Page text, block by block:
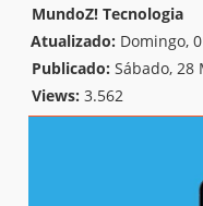
MundoZ! Tecnologia
Atualizado: Domingo,
Publicado: Sábado, 28
Views: 3.562